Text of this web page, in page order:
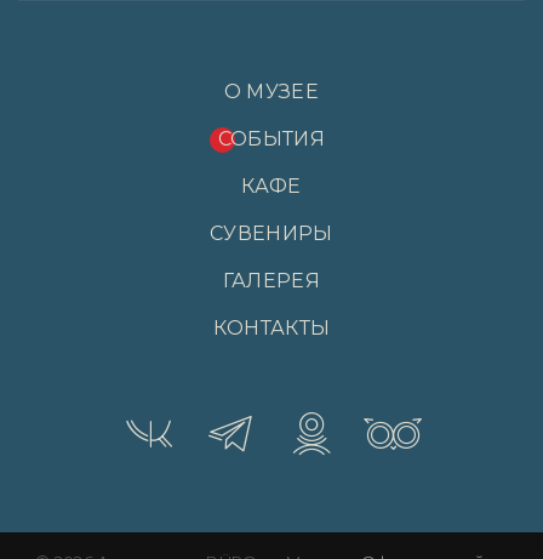
О МУЗЕЕ
СОБЫТИЯ
КАФЕ
СУВЕНИРЫ
ГАЛЕРЕЯ
КОНТАКТЫ